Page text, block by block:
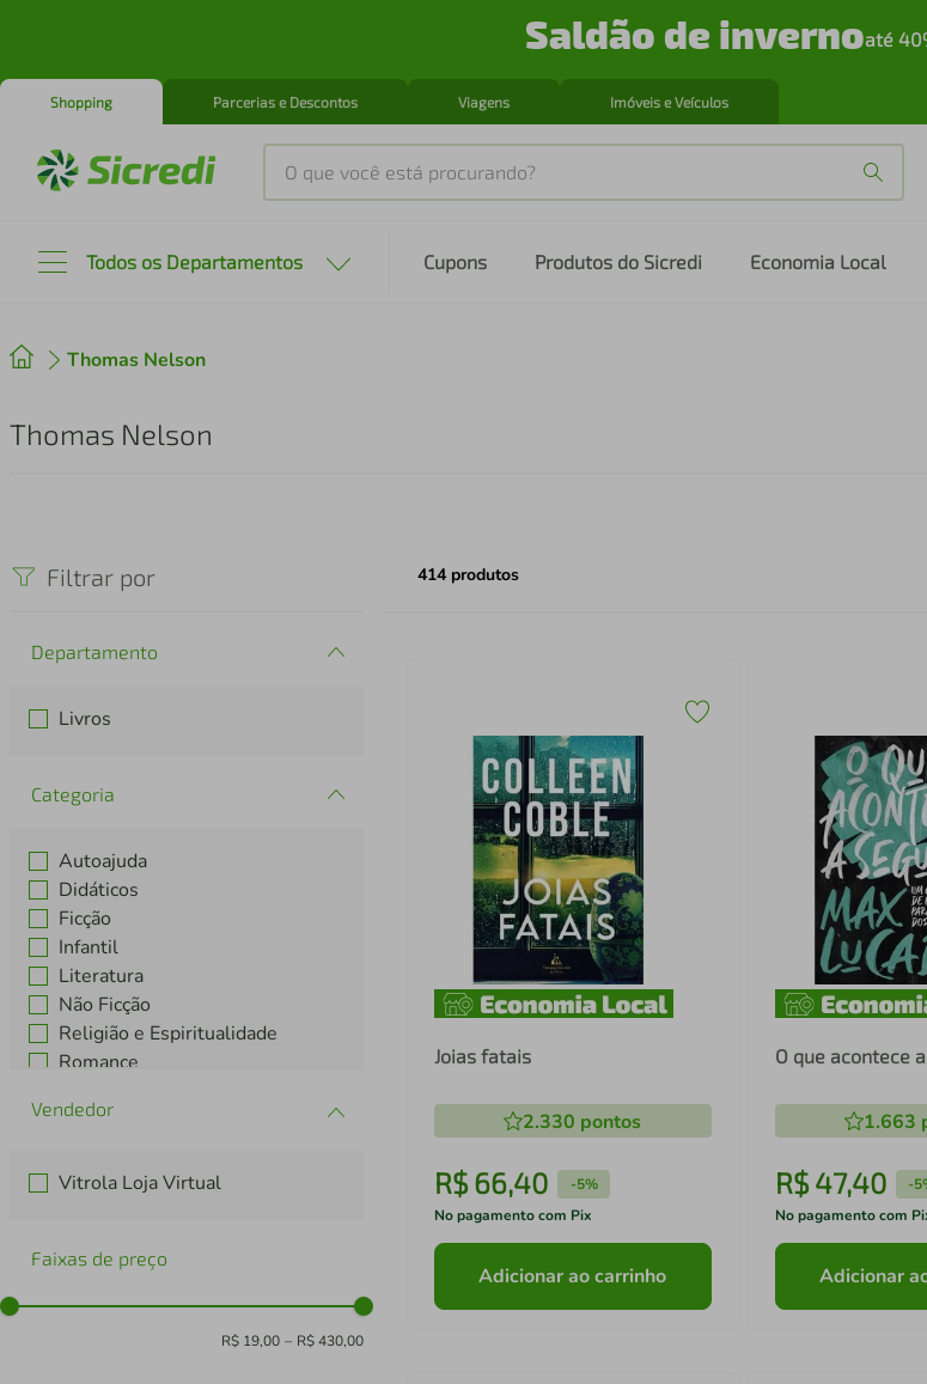
Saldão de invernoaté
Shopping Parcerias e Descontos Viagens Imóveis e Veículos
O que você está procurando?
Todos os Departamentos Cupons Produtos do Sicredi Economia Local
Thomas Nelson
Thomas Nelson
Filtrar por
Departamento
Livros
Categoria
Autoajuda
Didáticos
Ficção
Infantil
Literatura
Não Ficção
Religião e Espiritualidade
Romance
Vitrola Loja Virtual
Faixas de preço
R$ 19,00 – R$ 430,00
414 produtos
Joias fatais
2.330 pontos
R$ 66,40 -5%
No pagamento com Pix
Adicionar ao carrinho
O que acontece
1.663
R$ 47,40 -
No pagamento com
Adicionar